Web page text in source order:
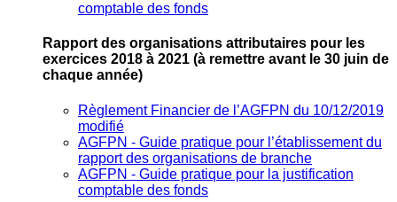
comptable des fonds
Rapport des organisations attributaires pour les
exercices 2018 à 2021 (à remettre avant le 30 juin de
chaque année)
Règlement Financier de l’AGFPN du 10/12/2019
modifié
AGFPN ‐ Guide pratique pour l’établissement du
rapport des organisations de branche
AGFPN ‐ Guide pratique pour la justification
comptable des fonds